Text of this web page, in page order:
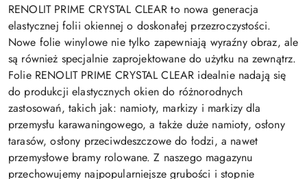
RENOLIT PRIME CRYSTAL CLEAR to nowa generacja
elastycznej folii okiennej o doskonałej przezroczystości.
Nowe folie winylowe nie tylko zapewniają wyraźny obraz, ale
są również specjalnie zaprojektowane do użytku na zewnątrz.
Folie RENOLIT PRIME CRYSTAL CLEAR idealnie nadają się
do produkcji elastycznych okien do różnorodnych
zastosowań, takich jak: namioty, markizy i markizy dla
przemysłu karawaningowego, a także duże namioty, osłony
tarasów, osłony przeciwdeszczowe do łodzi, a nawet
przemysłowe bramy rolowane. Z naszego magazynu
przechowujemy najpopularniejsze grubości i stopnie